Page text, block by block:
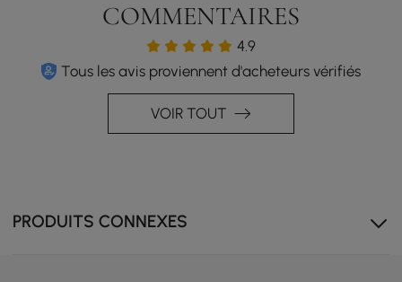
COMMENTAIRES
4.9
Tous les avis proviennent d'acheteurs vérifiés
VOIR TOUT
PRODUITS CONNEXES